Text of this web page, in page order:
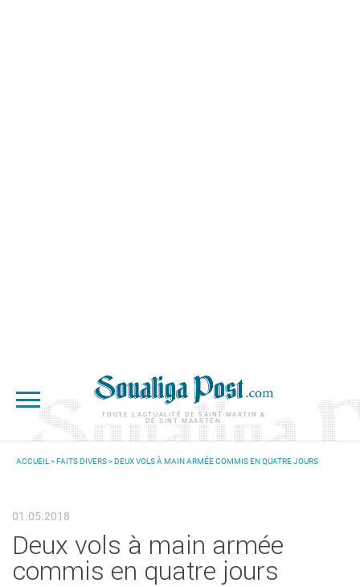
TOUTE L'ACTUALITÉ DE SAINT-MARTIN &
DE SINT MAARTEN
ACCUEIL >FAITS DIVERS> DEUX VOLS À MAIN ARMÉE COMMIS EN QUATRE JOURS
01.05.2018
Deux vols à main armée
commis en quatre jours